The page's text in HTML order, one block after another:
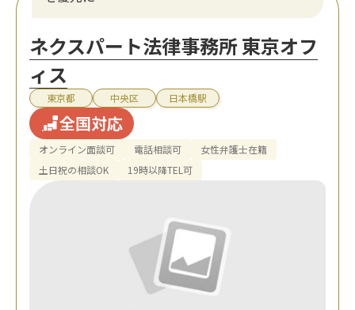
ネクスパート法律事務所 東京オフ
ィス
東京都 中央区 日本橋駅
全国対応
オンライン面談可 電話相談可
女性弁護士在籍
土日祝の相談OK
19時以降TEL可